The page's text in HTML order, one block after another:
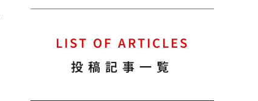
LIST OF ARTICLES
投稿記事一覧